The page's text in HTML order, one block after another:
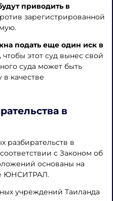
приводить в
зарегистрированной
подать еще один иск в
чтобы этот суд вынес свой
суда может быть
в качестве
в
разбирательств в
с Законом об
основаны на
ЮНСИТРАЛ.
учреждений Таиланда